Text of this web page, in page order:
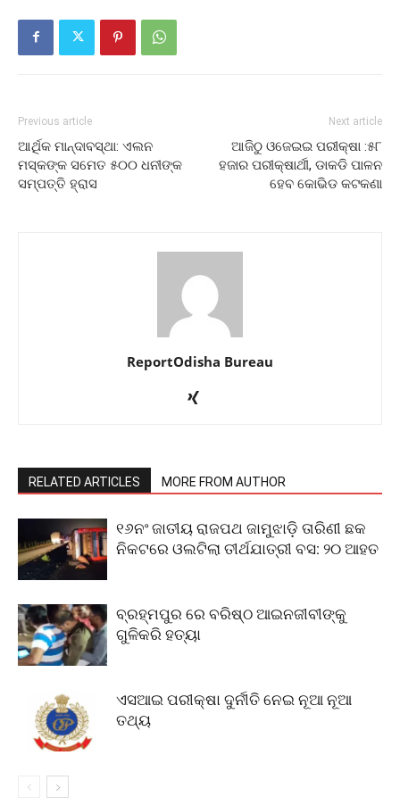
Previous article
ଆର୍ଥିକ ମାନ୍ଦାବସ୍ଥା: ଏଲନ
ମସ୍କଙ୍କ ସମେତ ୫୦୦ ଧନୀଙ୍କ
ସମ୍ପତ୍ତି ହ୍ରାସ
Next article
ଆଜିଠୁ ଓଜେଇଇ ପରୀକ୍ଷା :୫୮
ହଜାର ପରୀକ୍ଷାର୍ଥୀ, ଡାକଡି ପାଳନ
ହେବ କୋଭିଡ କଟକଣା
ReportOdisha Bureau
RELATED ARTICLES MORE FROM AUTHOR
୧୬ନଂ ଜାତୀୟ ରାଜପଥ ଜାମୁଝାଡ଼ି ତାରିଣୀ ଛକ
ନିକଟରେ ଓଲଟିଲା ତୀର୍ଥଯାତ୍ରୀ ବସ: ୨୦ ଆହତ
ବ୍ରହ୍ମପୁର ରେ ବରିଷ୍ଠ ଆଇନଜୀବୀଙ୍କୁ
ଗୁଳିକରି ହତ୍ୟା
ଏସଆଇ ପରୀକ୍ଷା ଦୁର୍ନୀତି ନେଇ ନୂଆ ନୂଆ
ତଥ୍ୟ